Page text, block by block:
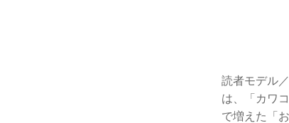
読者モデル
は、「カワ
で増えた「